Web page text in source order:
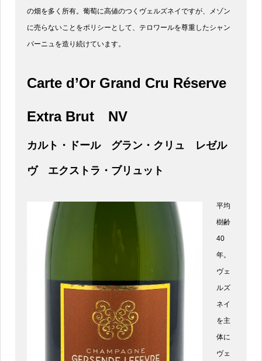
の畑を多く所有。葡萄に高値のつくヴェルズネイですが、メゾン
に売らないことをポリシーとして、テロワールを尊重したシャン
パーニュを造り続けています。
Carte d’Or Grand Cru Réserve
Extra BrutNV
カルト・ドール グラン・クリュ レゼル
ヴ エクストラ・ブリュット
平均
樹齢
40
年。
ヴェ
ルズ
ネイ
を主
体に
ヴェ